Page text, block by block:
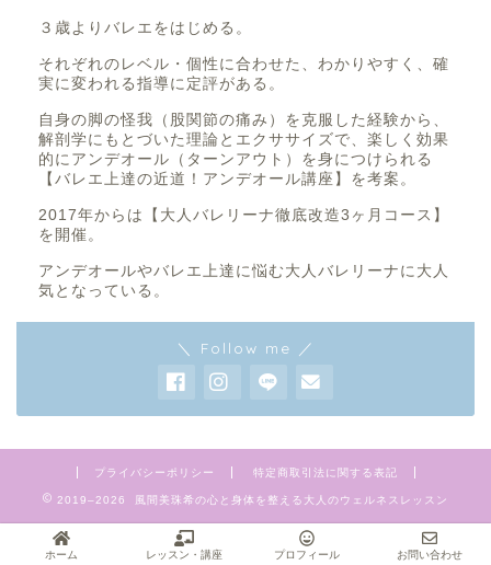
３歳よりバレエをはじめる。
それぞれのレベル・個性に合わせた、わかりやすく、確
実に変われる指導に定評がある。
自身の脚の怪我（股関節の痛み）を克服した経験から、
解剖学にもとづいた理論とエクササイズで、楽しく効果
的にアンデオール（ターンアウト）を身につけられる
【バレエ上達の近道！アンデオール講座】を考案。
2017年からは【大人バレリーナ徹底改造3ヶ月コース】
を開催。
アンデオールやバレエ上達に悩む大人バレリーナに大人
気となっている。
＼ Follow me ／
プライバシーポリシー 特定商取引法に関する表記
2019–2026 風間美珠希の心と身体を整える大人のウェルネスレッスン
ホーム レッスン・講座 プロフィール お問い合わせ